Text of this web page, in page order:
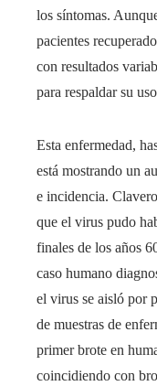
los síntomas.
pacientes
con resultados
para respaldar su
Esta enfermedad,
está mostrando un
e incidencia.
que el virus pudo
finales de los años
caso humano
el virus se aisló por
de muestras de
primer brote en
coincidiendo con